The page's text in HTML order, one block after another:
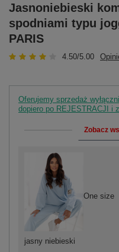
Jasnoniebieski
spodniami typu
PARIS
4.50/5.00
Oferujemy sprzedaż
dopiero po REJESTRACJI i
Zobacz
jasny niebieski
One size